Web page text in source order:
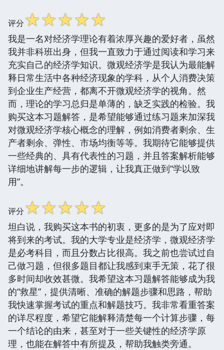
评分☆☆☆☆☆
我是一名对经济学理论有着浓厚兴趣的爱好者，虽然
我并非科班出身，但我一直致力于通过阅读和学习来
充实自己的经济学知识。微观经济学是我认为最能解
释日常生活中各种经济现象的学科，从个人消费决策
到企业生产经营，都离不开微观经济学的视角。然
而，理论的学习总归是单薄的，缺乏实践的检验。我
购买这本习题解答，是希望能够通过练习题来加深我
对微观经济学核心概念的理解，例如消费者剩余、生
产者剩余、弹性、市场均衡等等。我期待它能够提供
一些经典的、具有代表性的习题，并且答案解析能够
详细地讲解每一步的逻辑，让我真正做到“学以致
用”。
评分☆☆☆☆☆
坦白说，我购买这本书的初衷，更多的是为了应对即
将到来的考试。我的大学专业是经济学，微观经济学
是必考科目，而且分数占比很高。我之前也尝试过自
己做习题，但很多题目都让我感到束手无策，花了很
多时间却收效甚微。我希望这本习题解答能够成为我
的“救星”，提供清晰、准确的解题步骤和思路，帮助
我快速掌握考试的重点和解题技巧。我非常看重答案
的详尽程度，希望它能解释清楚每一个计算步骤，每
一个结论的由来，甚至对于一些关键性的经济学原
理，也能在解答中有所提及，帮助我触类旁通。